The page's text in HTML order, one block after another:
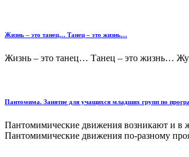
Жизнь – это танец… Танец – это жизнь…
Жизнь – это танец… Танец – это жизнь…
Пантомима. Занятие для учащихся младших групп по
Пантомимические движения возникают и в
Пантомимические движения по-разному